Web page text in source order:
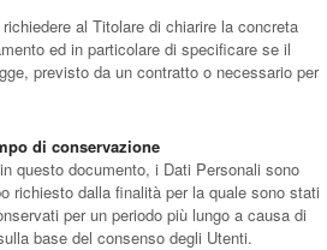
al Titolare di chiarire la concreta
ed in particolare di specificare se il
previsto da un contratto o necessario per
di conservazione
questo documento, i Dati Personali sono
richiesto dalla finalità per la quale sono stati
per un periodo più lungo a causa di
base del consenso degli Utenti.